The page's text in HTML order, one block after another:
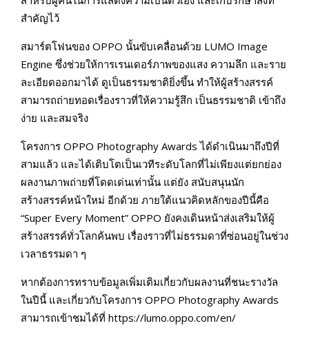
สำคัญไว้
สมาร์ตโฟนของ OPPO นั้นขับเคลื่อนด้วย LUMO Image
Engine ซึ่งช่วยให้การเรนเดอร์ภาพของแสง ความลึก และราย
ละเอียดออกมาได้ ดูเป็นธรรมชาติยิ่งขึ้น ทำให้ผู้สร้างสรรค์
สามารถถ่ายทอดเรื่องราวที่ให้ความรู้สึก เป็นธรรมชาติ เข้าถึง
ง่าย และสมจริง
โครงการ OPPO Photography Awards ได้ดำเนินมาถึงปีที่
สามแล้ว และได้เติบโตเป็นเวทีระดับโลกที่ไม่เพียงแต่ยกย่อง
ผลงานภาพถ่ายที่โดดเด่นเท่านั้น แต่ยัง สนับสนุนนัก
สร้างสรรค์หน้าใหม่ อีกด้วย ภายใต้แนวคิดหลักของปีนี้คือ
“Super Every Moment” OPPO ยังคงเดินหน้าส่งเสริมให้ผู้
สร้างสรรค์ทั่วโลกค้นพบ เรื่องราวที่ไม่ธรรมดาที่ซ่อนอยู่ในช่วง
เวลาธรรมดา ๆ
หากต้องการทราบข้อมูลเพิ่มเติมเกี่ยวกับผลงานที่ชนะรางวัล
ในปีนี้ และเกี่ยวกับโครงการ OPPO Photography Awards
สามารถเข้าชมได้ที่ https://lumo.oppo.com/en/